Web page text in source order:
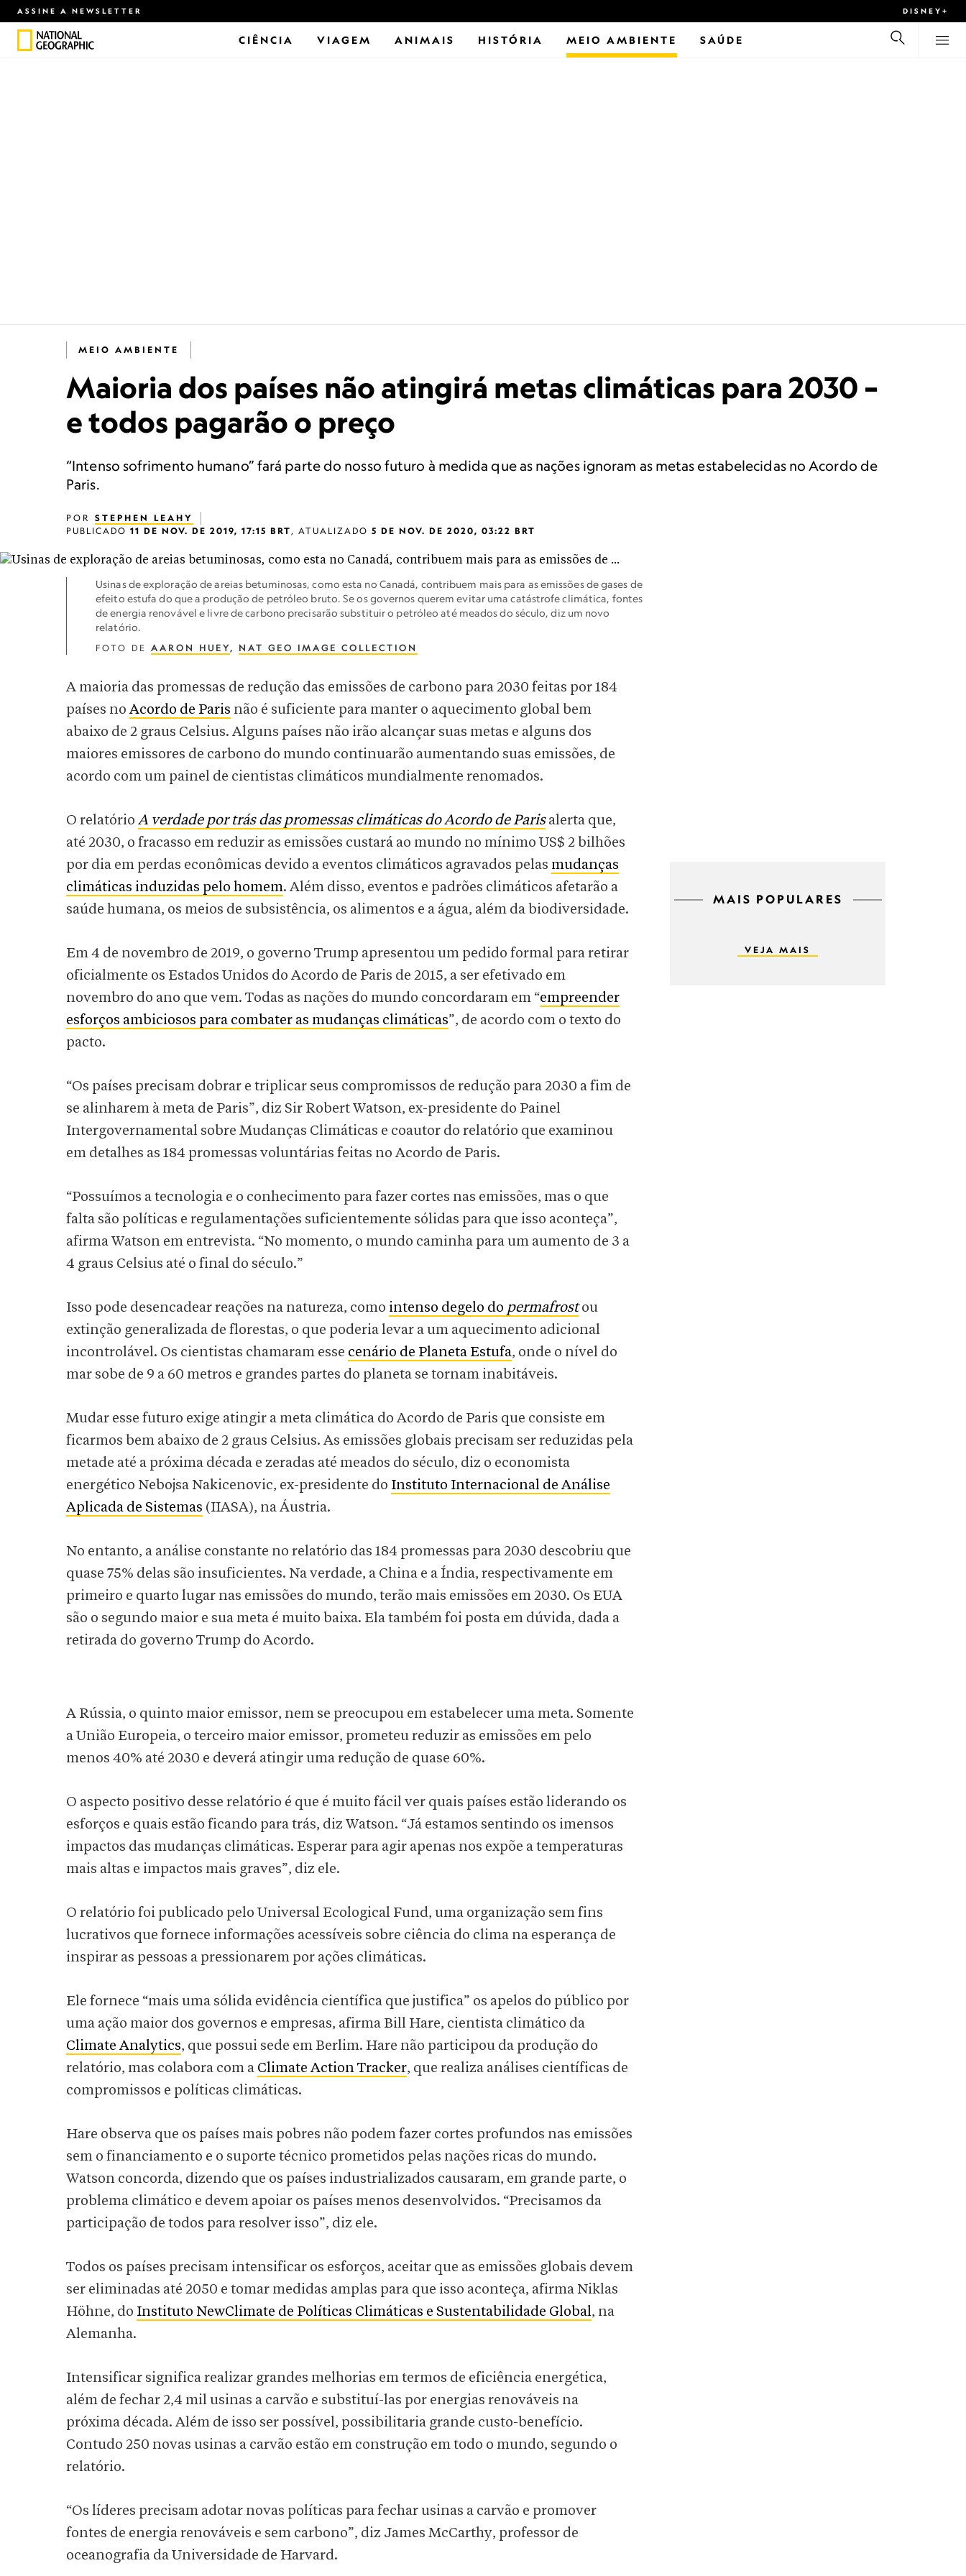
ASSINE A NEWSLETTER DISNEY+
CIÊNCIA VIAGEM ANIMAIS HISTÓRIA MEIO AMBIENTE SAÚDE
MEIO AMBIENTE
Maioria dos países não atingirá metas climáticas para 2030 –
e todos pagarão o preço
“Intenso sofrimento humano” fará parte do nosso futuro à medida que as nações ignoram as metas estabelecidas no Acordo de
Paris.
POR STEPHEN LEAHY
PUBLICADO 11 DE NOV. DE 2019, 17:15 BRT, ATUALIZADO 5 DE NOV. DE 2020, 03:22 BRT
Usinas de exploração de areias betuminosas, como esta no Canadá, contribuem mais para as emissões de gases de
efeito estufa do que a produção de petróleo bruto. Se os governos querem evitar uma catástrofe climática, fontes
de energia renovável e livre de carbono precisarão substituir o petróleo até meados do século, diz um novo
relatório.
FOTO DE AARON HUEY, NAT GEO IMAGE COLLECTION
A maioria das promessas de redução das emissões de carbono para 2030 feitas por 184
países no Acordo de Paris não é suficiente para manter o aquecimento global bem
abaixo de 2 graus Celsius. Alguns países não irão alcançar suas metas e alguns dos
maiores emissores de carbono do mundo continuarão aumentando suas emissões, de
acordo com um painel de cientistas climáticos mundialmente renomados.
O relatório A verdade por trás das promessas climáticas do Acordo de Parisalerta que,
até 2030, o fracasso em reduzir as emissões custará ao mundo no mínimo US$ 2 bilhões
por dia em perdas econômicas devido a eventos climáticos agravados pelas mudanças
climáticas induzidas pelo homem. Além disso, eventos e padrões climáticos afetarão a
saúde humana, os meios de subsistência, os alimentos e a água, além da biodiversidade.
Em 4 de novembro de 2019, o governo Trump apresentou um pedido formal para retirar
oficialmente os Estados Unidos do Acordo de Paris de 2015, a ser efetivado em
novembro do ano que vem. Todas as nações do mundo concordaram em “empreender
esforços ambiciosos para combater as mudanças climáticas”, de acordo com o texto do
pacto.
“Os países precisam dobrar e triplicar seus compromissos de redução para 2030 a fim de
se alinharem à meta de Paris”, diz Sir Robert Watson, ex-presidente do Painel
Intergovernamental sobre Mudanças Climáticas e coautor do relatório que examinou
em detalhes as 184 promessas voluntárias feitas no Acordo de Paris.
“Possuímos a tecnologia e o conhecimento para fazer cortes nas emissões, mas o que
falta são políticas e regulamentações suficientemente sólidas para que isso aconteça”,
afirma Watson em entrevista. “No momento, o mundo caminha para um aumento de 3 a
4 graus Celsius até o final do século.”
Isso pode desencadear reações na natureza, como intenso degelo do permafrostou
extinção generalizada de florestas, o que poderia levar a um aquecimento adicional
incontrolável. Os cientistas chamaram esse cenário de Planeta Estufa, onde o nível do
mar sobe de 9 a 60 metros e grandes partes do planeta se tornam inabitáveis.
Mudar esse futuro exige atingir a meta climática do Acordo de Paris que consiste em
ficarmos bem abaixo de 2 graus Celsius. As emissões globais precisam ser reduzidas pela
metade até a próxima década e zeradas até meados do século, diz o economista
energético Nebojsa Nakicenovic, ex-presidente do Instituto Internacional de Análise
Aplicada de Sistemas (IIASA), na Áustria.
No entanto, a análise constante no relatório das 184 promessas para 2030 descobriu que
quase 75% delas são insuficientes. Na verdade, a China e a Índia, respectivamente em
primeiro e quarto lugar nas emissões do mundo, terão mais emissões em 2030. Os EUA
são o segundo maior e sua meta é muito baixa. Ela também foi posta em dúvida, dada a
retirada do governo Trump do Acordo.
A Rússia, o quinto maior emissor, nem se preocupou em estabelecer uma meta. Somente
a União Europeia, o terceiro maior emissor, prometeu reduzir as emissões em pelo
menos 40% até 2030 e deverá atingir uma redução de quase 60%.
O aspecto positivo desse relatório é que é muito fácil ver quais países estão liderando os
esforços e quais estão ficando para trás, diz Watson. “Já estamos sentindo os imensos
impactos das mudanças climáticas. Esperar para agir apenas nos expõe a temperaturas
mais altas e impactos mais graves”, diz ele.
O relatório foi publicado pelo Universal Ecological Fund, uma organização sem fins
lucrativos que fornece informações acessíveis sobre ciência do clima na esperança de
inspirar as pessoas a pressionarem por ações climáticas.
Ele fornece “mais uma sólida evidência científica que justifica” os apelos do público por
uma ação maior dos governos e empresas, afirma Bill Hare, cientista climático da
Climate Analytics, que possui sede em Berlim. Hare não participou da produção do
relatório, mas colabora com a Climate Action Tracker, que realiza análises científicas de
compromissos e políticas climáticas.
Hare observa que os países mais pobres não podem fazer cortes profundos nas emissões
sem o financiamento e o suporte técnico prometidos pelas nações ricas do mundo.
Watson concorda, dizendo que os países industrializados causaram, em grande parte, o
problema climático e devem apoiar os países menos desenvolvidos. “Precisamos da
participação de todos para resolver isso”, diz ele.
Todos os países precisam intensificar os esforços, aceitar que as emissões globais devem
ser eliminadas até 2050 e tomar medidas amplas para que isso aconteça, afirma Niklas
Höhne, do Instituto NewClimate de Políticas Climáticas e Sustentabilidade Global, na
Alemanha.
Intensificar significa realizar grandes melhorias em termos de eficiência energética,
além de fechar 2,4 mil usinas a carvão e substituí-las por energias renováveis na
próxima década. Além de isso ser possível, possibilitaria grande custo-benefício.
Contudo 250 novas usinas a carvão estão em construção em todo o mundo, segundo o
relatório.
“Os líderes precisam adotar novas políticas para fechar usinas a carvão e promover
fontes de energia renováveis e sem carbono”, diz James McCarthy, professor de
oceanografia da Universidade de Harvard.
MAIS POPULARES
VEJA MAIS